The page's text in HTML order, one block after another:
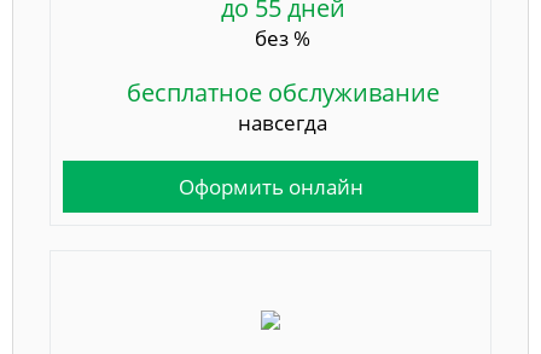
до 55 дней
без %
бесплатное обслуживание
навсегда
Оформить онлайн